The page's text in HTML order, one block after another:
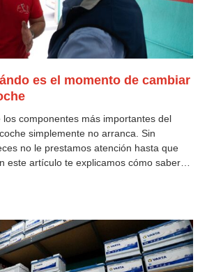
es el momento de cambiar
componentes más importantes del
simplemente no arranca. Sin
no le prestamos atención hasta que
este artículo te explicamos cómo saber